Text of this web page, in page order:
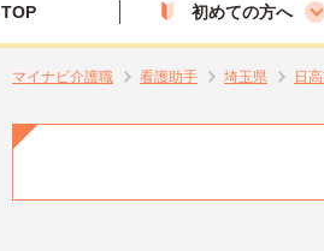
TOP 初めての方へ
マイナビ介護職 看護助手 埼玉県 日